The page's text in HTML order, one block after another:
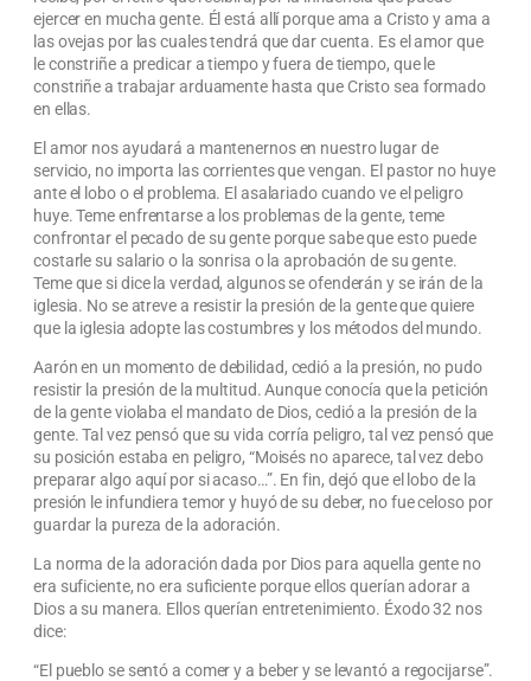
ejercer en mucha gente. Él está allí porque ama a Cristo y ama a
las ovejas por las cuales tendrá que dar cuenta. Es el amor que
le constriñe a predicar a tiempo y fuera de tiempo, que le
constriñe a trabajar arduamente hasta que Cristo sea formado
en ellas.
El amor nos ayudará a mantenernos en nuestro lugar de
servicio, no importa las corrientes que vengan. El pastor no huye
ante el lobo o el problema. El asalariado cuando ve el peligro
huye. Teme enfrentarse a los problemas de la gente, teme
confrontar el pecado de su gente porque sabe que esto puede
costarle su salario o la sonrisa o la aprobación de su gente.
Teme que si dice la verdad, algunos se ofenderán y se irán de la
iglesia. No se atreve a resistir la presión de la gente que quiere
que la iglesia adopte las costumbres y los métodos del mundo.
Aarón en un momento de debilidad, cedió a la presión, no pudo
resistir la presión de la multitud. Aunque conocía que la petición
de la gente violaba el mandato de Dios, cedió a la presión de la
gente. Tal vez pensó que su vida corría peligro, tal vez pensó que
su posición estaba en peligro, “Moisés no aparece, tal vez debo
preparar algo aquí por si acaso…”. En fin, dejó que el lobo de la
presión le infundiera temor y huyó de su deber, no fue celoso por
guardar la pureza de la adoración.
La norma de la adoración dada por Dios para aquella gente no
era suficiente, no era suficiente porque ellos querían adorar a
Dios a su manera. Ellos querían entretenimiento. Éxodo 32 nos
dice:
“El pueblo se sentó a comer y a beber y se levantó a regocijarse”.